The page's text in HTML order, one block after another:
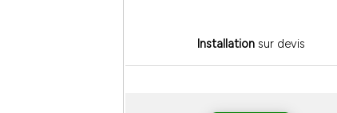
Installationsur devis